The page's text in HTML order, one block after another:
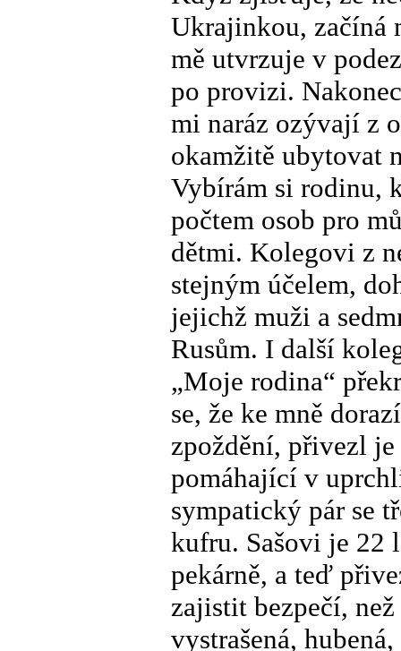
Ukrajinkou, začíná
mě utvrzuje v
po provizi.
mi naráz ozývají z
okamžitě ubytovat
Vybírám si rodinu,
počtem osob pro
dětmi. Kolegovi z
stejným účelem,
jejichž muži a
Rusům. I další
„Moje rodina“
se, že ke mně
zpoždění, přivezl
pomáhající v
sympatický pár se
kufru. Sašovi je 22
pekárně, a teď
zajistit bezpečí,
vystrašená,